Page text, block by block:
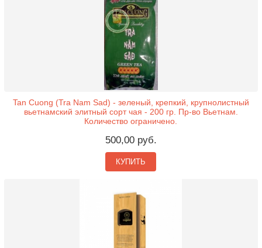
Tan Cuong (Tra Nam Sad) - зеленый, крепкий, крупнолистный
вьетнамский элитный сорт чая - 200 гр. Пр-во Вьетнам.
Количество ограничено.
500,00 руб.
КУПИТЬ